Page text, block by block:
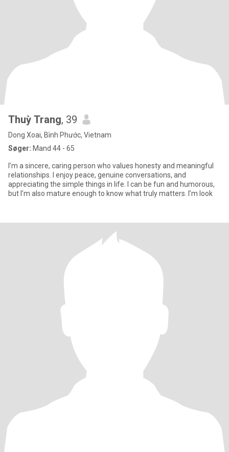
Thuỳ Trang, 39
Dong Xoai, Bình Phước, Vietnam
Søger: Mand 44 - 65
I’m a sincere, caring person who values honesty and meaningful
relationships. I enjoy peace, genuine conversations, and
appreciating the simple things in life. I can be fun and humorous,
but I’m also mature enough to know what truly matters. I’m look